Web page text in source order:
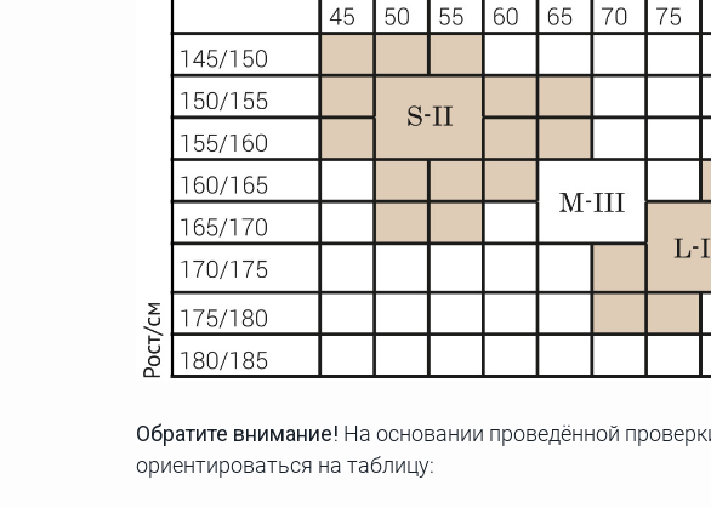
Обратите внимание! На основании проведённой
ориентироваться на таблицу: